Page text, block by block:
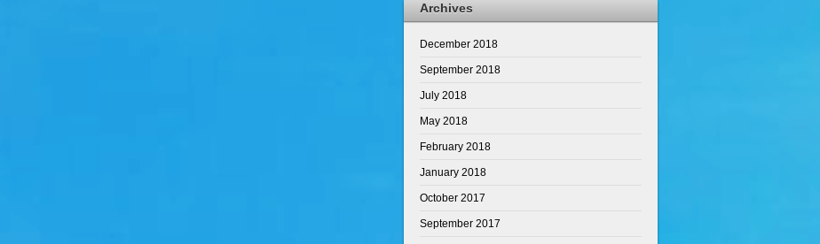
Archives
December 2018
September 2018
July 2018
May 2018
February 2018
January 2018
October 2017
September 2017